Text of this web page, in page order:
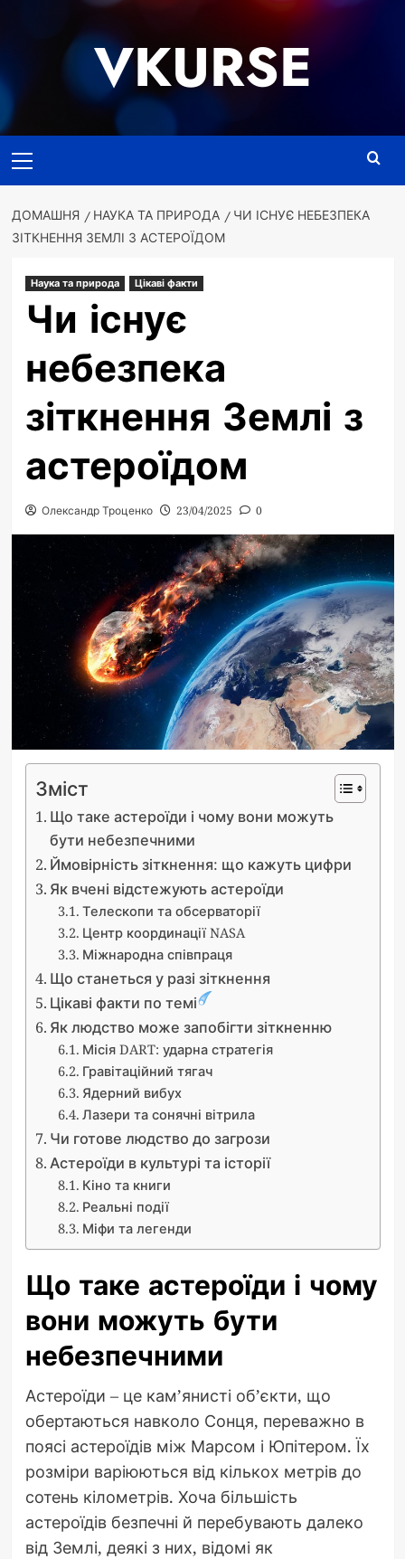
VKURSE
меню
ДОМАШНЯ НАУКА ТА ПРИРОДА
ЧИ ІСНУЄ НЕБЕЗПЕКА
ЗІТКНЕННЯ ЗЕМЛІ З АСТЕРОЇДОМ
Наука та природа Цікаві факти
Чи існує
небезпека
зіткнення Землі з
астероїдом
Олександр Троценко 23/04/2025 0
Зміст
Що таке астероїди і чому вони можуть
бути небезпечними
Ймовірність зіткнення: що кажуть цифри
Як вчені відстежують астероїди
Телескопи та обсерваторії
Центр координації NASA
Міжнародна співпраця
Що станеться у разі зіткнення
Цікаві факти по темі
Як людство може запобігти зіткненню
Місія DART: ударна стратегія
Гравітаційний тягач
Ядерний вибух
Лазери та сонячні вітрила
Чи готове людство до загрози
Астероїди в культурі та історії
Кіно та книги
Реальні події
Міфи та легенди
Що таке астероїди і чому
вони можуть бути
небезпечними
Астероїди – це кам’янисті об’єкти, що
обертаються навколо Сонця, переважно в
поясі астероїдів між Марсом і Юпітером. Їх
розміри варіюються від кількох метрів до
сотень кілометрів. Хоча більшість
астероїдів безпечні й перебувають далеко
від Землі, деякі з них, відомі як